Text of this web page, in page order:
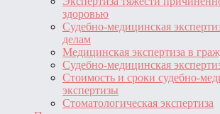
здоровью
Судебно-медицинская
делам
Медицинская экспертиза в
Судебно-медицинская
Стоимость и сроки судебно-
экспертизы
Стоматологическая экспертиза